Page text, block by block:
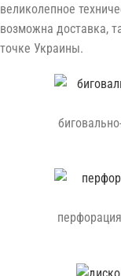
великолепное
возможна доставка,
точке Украины.